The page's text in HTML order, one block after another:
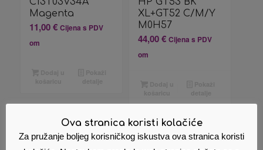
Magenta
11,00€ Cijena s PDV
om
XL+GT52 C/M/Y
M0H57
44,00€ Cijena s PDV
om
Ova stranica koristi kolačiće
Za pružanje boljeg korisničkog iskustva ova stranica koristi